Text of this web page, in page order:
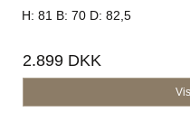
H: 81 B: 70 D: 82,5
2.899 DKK